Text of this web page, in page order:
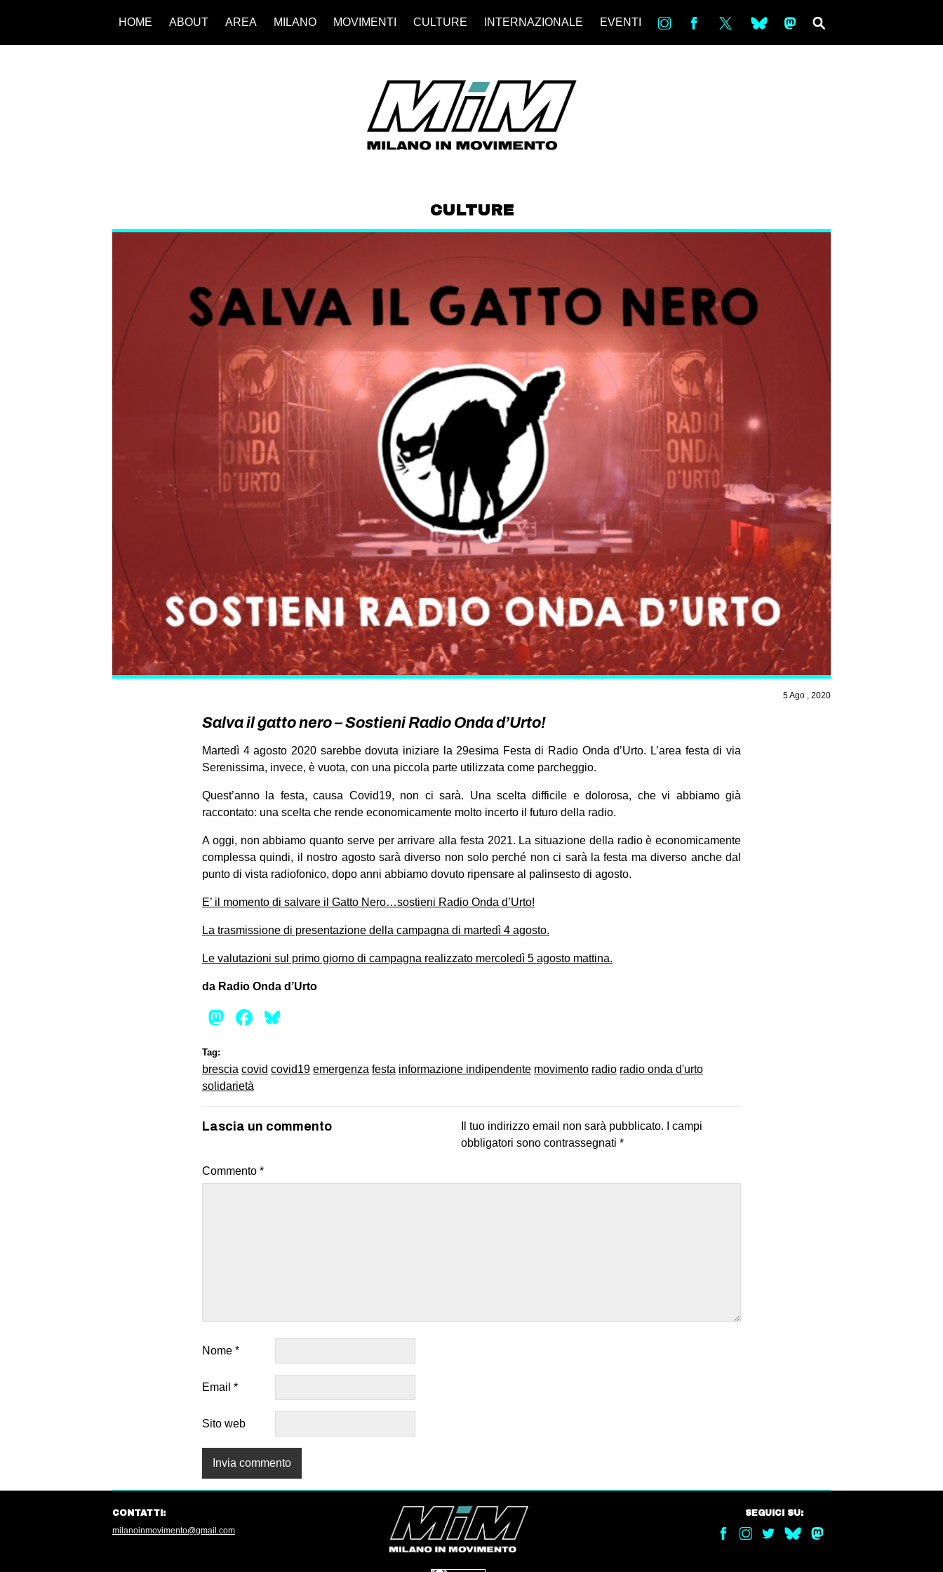
HOME ABOUT AREA MILANO MOVIMENTI CULTURE INTERNAZIONALE EVENTI in bsky ms
CULTURE
5 Ago , 2020
Salva il gatto nero – Sostieni Radio Onda d’Urto!
Martedì 4 agosto 2020 sarebbe dovuta iniziare la 29esima Festa di Radio Onda d’Urto. L’area festa di via
Serenissima, invece, è vuota, con una piccola parte utilizzata come parcheggio.
Quest’anno la festa, causa Covid19, non ci sarà. Una scelta difficile e dolorosa, che vi abbiamo già
raccontato: una scelta che rende economicamente molto incerto il futuro della radio.
A oggi, non abbiamo quanto serve per arrivare alla festa 2021. La situazione della radio è economicamente
complessa quindi, il nostro agosto sarà diverso non solo perché non ci sarà la festa ma diverso anche dal
punto di vista radiofonico, dopo anni abbiamo dovuto ripensare al palinsesto di agosto.
E’ il momento di salvare il Gatto Nero…sostieni Radio Onda d’Urto!
La trasmissione di presentazione della campagna di martedì 4 agosto.
Le valutazioni sul primo giorno di campagna realizzato mercoledì 5 agosto mattina.
da Radio Onda d’Urto
Mastodon
Facebook
Tag:
brescia covid covid19 emergenza festa informazione indipendente movimento radio radio onda d'urto
solidarietà
Lascia un commento Il tuo indirizzo email non sarà pubblicato.
I campi
obbligatori sono contrassegnati *
Commento *
Nome *
Email *
Sito web
CONTATTI:
milanoinmovimento@gmail.com
SEGUICI SU: